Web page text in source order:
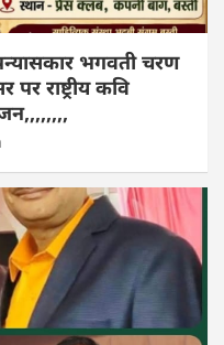
भगवती चरण
राष्ट्रीय कवि